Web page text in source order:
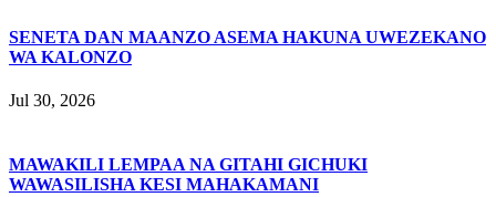
SENETA DAN MAANZO ASEMA HAKUNA UWEZEKANO
WA KALONZO
Jul 30, 2026
MAWAKILI LEMPAA NA GITAHI GICHUKI
WAWASILISHA KESI MAHAKAMANI